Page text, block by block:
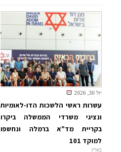
יול 30, 2026
עשרות ראשי הלשכות הדו-לאומיות
ונציגי משרדי הממשלה ביקרו
בקריית מד"א ברמלה ונחשפו
למוקד 101
בארץ